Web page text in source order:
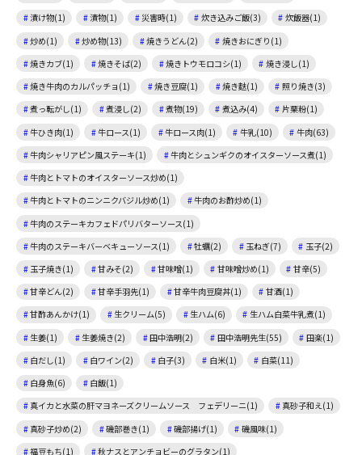
漬け物(1)
漬物(1) 災害時(1) 炊き込みご飯(3)
炊飯器(1)
炒め(1)
炒め物(13) 焼きうどん(2)
焼きおにぎり(1)
焼きカブ(1)
焼きそば(2) 焼きトウモロコシ(1)
焼き浸し(1)
焼き牛肉のカルパッチョ(1)
焼き豆腐(1) 焼き麩(1)
照り焼き(3)
煮っ転がし(1)
煮浸し(2) 煮物(19) 煮込み(4)
片栗粉(1)
牛ひき肉(1)
牛ロース(1) 牛ロース肉(1) 牛乳(10)
牛肉(63)
牛肉シャリアピン風ステーキ(1)
牛肉とシュンギクのオイスターソース煮(1)
牛肉とトマトのオイスターソース炒め(1)
牛肉とトマトのニンニクバジル炒め(1)
牛肉のお酢炒め(1)
牛肉のステーキカフェドパリバターソース(1)
牛肉のステーキバーベキューソース(1)
牡蠣(2) 玉ねぎ(7)
玉子(2)
玉子焼き(1)
甘みそ(2) 甘味噌(1) 甘味噌炒め(1)
甘辛(5)
甘辛どん(2)
甘辛手羽先(1) 甘辛牛肉豆腐丼(1)
甘酒(1)
甘酢あんかけ(1)
生クリーム(5) 生ハム(6)
生ハム白菜牛乳煮(1)
生姜(1)
生姜焼き(2) 田中浩明(2) 田中浩明先生(55)
田楽(1)
白だし(1)
白ワイン(2) 白子(3) 白米(1)
白菜(11)
白身魚(6)
白飯(1)
真イカと水菜の肝マヨネーズクリームソース フェデリーニ(1)
真砂子和え(1)
真砂子炒め(2)
磯部巻き(1) 磯部揚げ(1)
磯風味(1)
福豆もち(1)
秋ナスとアンチョビーのグラタン(1)